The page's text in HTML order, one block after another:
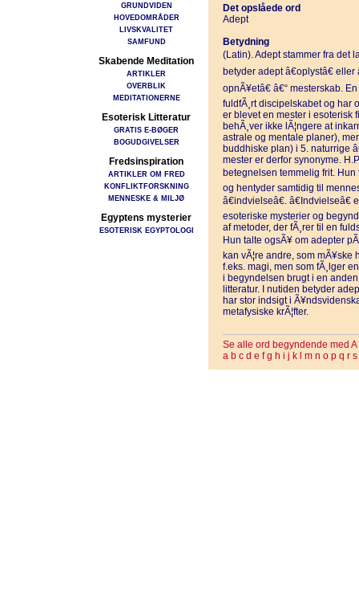
GRUNDVIDEN
HOVEDOMRÅDER
LIVSKVALITET
SAMFUND
Skabende Meditation
ARTIKLER
OVERBLIK
MEDITATIONERNE
Esoterisk Litteratur
GRATIS E-BØGER
BOGUDGIVELSER
Fredsinspiration
ARTIKLER OM FRED
KONFLIKTFORSKNING
MENNESKE & MILJØ
Egyptens mysterier
ESOTERISK EGYPTOLOGI
Det opslåede ord
Adept
Betydning
(Latin). Adept stammer fra det
betyder adept â€oplystâ€
opnÃ¥etâ€ â€“ mesterskab.
fuldfÃ¸rt discipelskabet og har
er blevet en mester i esoterisk
behÃ¸ver ikke lÃ¦ngere at
astrale og mentale planer),
buddhiske plan) i 5. naturrige
mester er derfor synonyme.
betegnelsen temmelig frit. Hun
og hentyder samtidig til
â€indvielseâ€.
esoteriske mysterier og
af metoder, der fÃ¸rer til en
Hun talte ogsÃ¥ om adepter
kan vÃ¦re andre, som
f.eks. magi, men som fÃ¸lger
i begyndelsen brugt i en
litteratur. I nutiden betyder
har stor indsigt i
metafysiske krÃ¦fter.
Se alle ord begyndende med A
a b c d e f g h i j k m n o p q r s